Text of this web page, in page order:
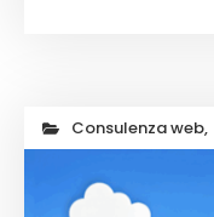
Consulenza web,